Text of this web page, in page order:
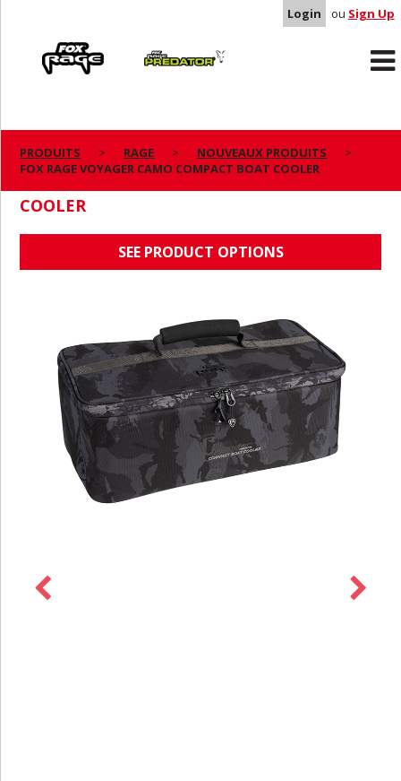
Login ou Sign Up
Predator
PRODUITS RAGE
NOUVEAUX PRODUITS
FOX RAGE VOYAGER CAMO COMPACT BOAT COOLER
COOLER
SEE PRODUCT OPTIONS